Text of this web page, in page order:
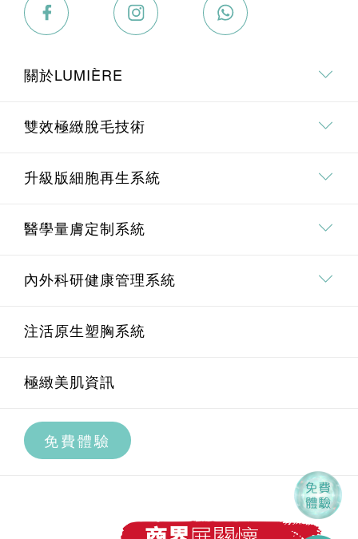
關於LUMIÈRE
關於我們
專業．專研團隊
療程價值承諾
雙效極緻脫毛技術
雙效極緻脫毛技術介紹
全身脫毛
面部脫毛
腋下脫毛
私密部位脫毛
全腿脫毛
升級版細胞再生系統
升級版細胞再生系統介紹
Pico 皮秒去斑療程
Oligio重塑膠原緊膚療程
BTL EXION AI黃金微針療程
BTL EXION升級版射頻膠原再生療程
第4代Ultraformer MPT鋼筋索
醫學量膚定制系統
埋線鼻雕療程
醫學量膚定制系統介紹
透明質酸療程
高效祛皺療程
內外科研健康管理系統
U.M.A.M 痛症管理系統
內外科研健康管理系統介紹
科研智艾內調養宮療程
曲線身型雕琢系統
注活原生塑胸系統
極緻美肌資訊
免費體驗